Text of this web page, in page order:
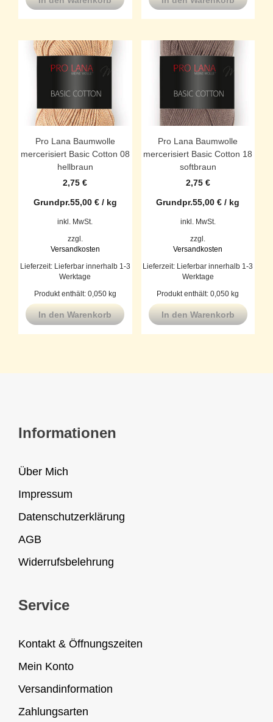
Pro Lana Baumwolle
mercerisiert Basic Cotton 08
hellbraun
2,75€
Grundpr.55,00 €/ kg
inkl. MwSt.
zzgl.
Versandkosten
Lieferzeit: Lieferbar innerhalb 1-3
Werktage
Produkt enthält: 0,050 kg
In den Warenkorb
Pro Lana Baumwolle
mercerisiert Basic Cotton 18
softbraun
2,75 €
Grundpr.55,00€ / kg
inkl. MwSt.
zzgl.
Versandkosten
Lieferzeit: Lieferbar innerhalb 1-3
Werktage
Produkt enthält: 0,050 kg
In den Warenkorb
Informationen
Über Mich
Impressum
Datenschutzerklärung
AGB
Widerrufsbelehrung
Service
Kontakt & Öffnungszeiten
Mein Konto
Versandinformation
Zahlungsarten